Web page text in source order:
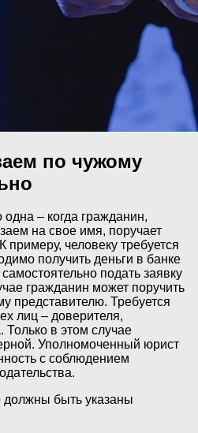
по чужому
– когда гражданин,
на свое имя, поручает
примеру, человеку требуется
получить деньги в банке
подать заявку
гражданин может поручить
представителю. Требуется
лиц – доверителя,
Только в этом случае
Уполномоченный юрист
с соблюдением
должны быть указаны